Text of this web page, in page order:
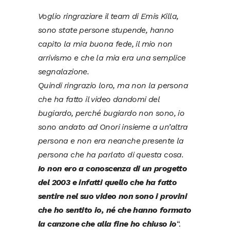
Voglio ringraziare il team di Emis Killa,
sono state persone stupende, hanno
capito la mia buona fede, il mio non
arrivismo e che la mia era una semplice
segnalazione.
Quindi ringrazio loro, ma non la persona
che ha fatto il video dandomi del
bugiardo, perché bugiardo non sono, io
sono andato ad Onori insieme a un’altra
persona e non era neanche presente la
persona che ha parlato di questa cosa.
Io non ero a conoscenza di un progetto
del 2003 e infatti quello che ha fatto
sentire nel suo video non sono i provini
che ho sentito io, né che hanno formato
la canzone che alla fine ho chiuso io“.